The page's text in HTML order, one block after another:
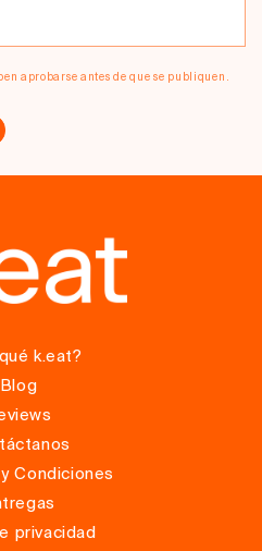
aprobarse antes de que se publiquen.
k.eat?
Blog
Condiciones
privacidad